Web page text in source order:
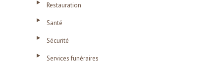
Restauration
Santé
Sécurité
Services funéraires